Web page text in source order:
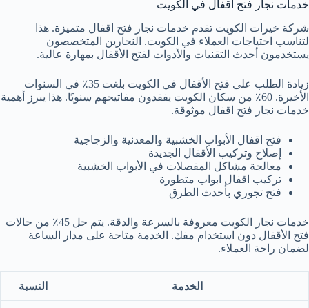
خدمات نجار فتح اقفال في الكويت
شركة خيرات الكويت تقدم خدمات نجار فتح اقفال متميزة. هذا
لتناسب احتياجات العملاء في الكويت. النجارين المتخصصون
يستخدمون أحدث التقنيات والأدوات لفتح الأقفال بمهارة عالية.
زيادة الطلب على فتح الأقفال في الكويت بلغت 35٪ في السنوات
الأخيرة. 60٪ من سكان الكويت يفقدون مفاتيحهم سنويًا. هذا يبرز أهمية
خدمات نجار فتح اقفال موثوقة.
فتح اقفال الأبواب الخشبية والمعدنية والزجاجية
إصلاح وتركيب الأقفال الجديدة
معالجة مشاكل المفصلات في الأبواب الخشبية
تركيب اقفال ابواب متطورة
فتح تجوري بأحدث الطرق
خدمات نجار الكويت معروفة بالسرعة والدقة. يتم حل 45٪ من حالات
فتح الأقفال دون استخدام مفك. الخدمة متاحة على مدار الساعة
لضمان راحة العملاء.
الخدمة النسبة